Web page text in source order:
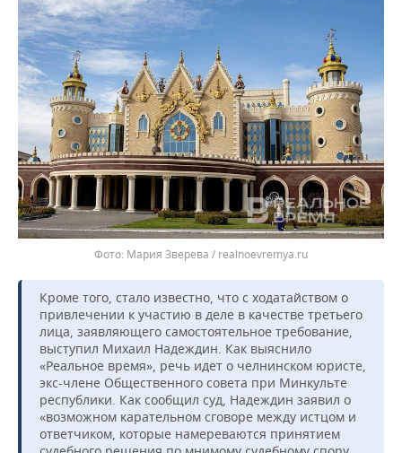
Мария Зверева / realnoevremya.ru
Кроме того, стало известно, что с ходатайством о
привлечении к участию в деле в качестве третьего
лица, заявляющего самостоятельное требование,
выступил Михаил Надеждин. Как выяснило
«Реальное время», речь идет о челнинском юристе,
экс-члене Общественного совета при Минкульте
республики. Как сообщил суд, Надеждин заявил о
«возможном карательном сговоре между истцом и
ответчиком, которые намереваются принятием